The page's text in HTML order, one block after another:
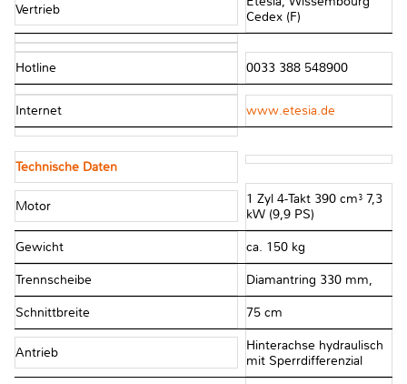
Vertrieb
Cedex (F)
Hotline 0033 388 548900
Internet www.etesia.de
Technische Daten
Motor
1 Zyl 4-Takt 390 cm³ 7,3
kW (9,9 PS)
Gewicht ca. 150 kg
Trennscheibe Diamantring 330 mm,
Schnittbreite 75 cm
Antrieb
Hinterachse hydraulisch
mit Sperrdifferenzial